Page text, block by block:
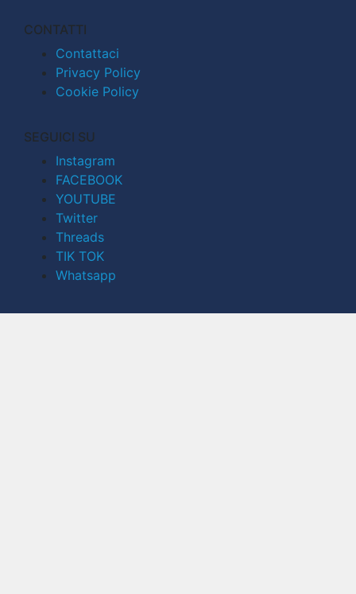
CONTATTI
Contattaci
Privacy Policy
Cookie Policy
SEGUICI SU
Instagram
FACEBOOK
YOUTUBE
Twitter
Threads
TIK TOK
Whatsapp